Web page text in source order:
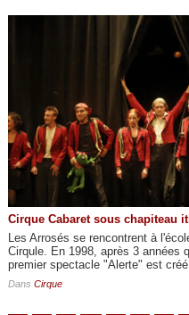
Cirque Cabaret sous chapiteau
Les Arrosés se rencontrent à
Cirqule. En 1998, après 3 années
premier spectacle "Alerte" est
Dans Cirque